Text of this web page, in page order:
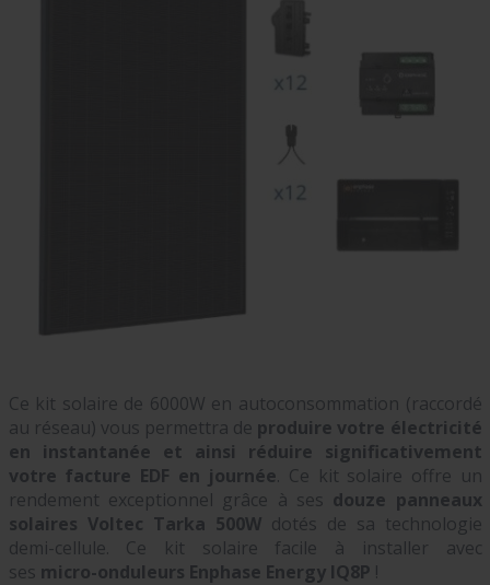
Ce kit solaire de 6000W en autoconsommation (raccordé
au réseau) vous permettra de produire votre électricité
en instantanée et ainsi réduire significativement
votre facture EDF en journée. Ce kit solaire offre un
rendement exceptionnel grâce à ses douze panneaux
solaires Voltec Tarka 500W dotés de sa technologie
demi-cellule. Ce kit solaire facile à installer avec
ses micro-onduleurs Enphase Energy IQ8P !